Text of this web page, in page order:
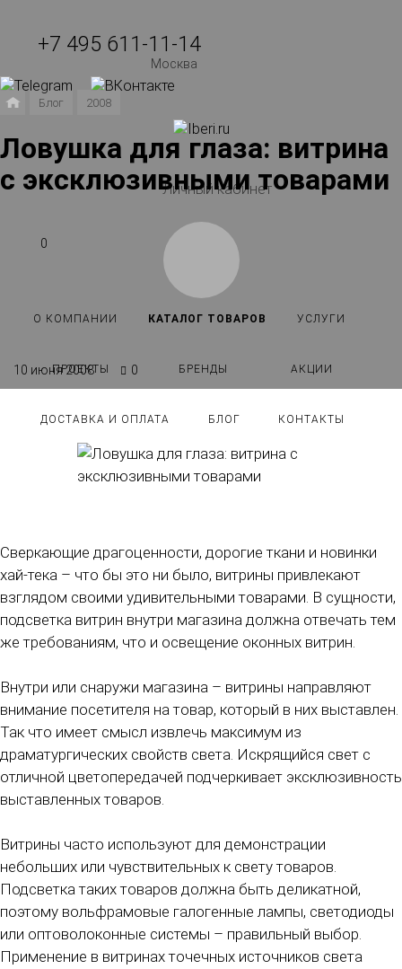
+7 495 611-11-14
Москва
Личный кабинет
0
О КОМПАНИИ КАТАЛОГ ТОВАРОВ УСЛУГИ
ПРОЕКТЫ БРЕНДЫ АКЦИИ
ДОСТАВКА И ОПЛАТА БЛОГ КОНТАКТЫ
Блог 2008
Ловушка для глаза: витрина
с эксклюзивными товарами
10 июня 2008 0
Сверкающие драгоценности, дорогие ткани и новинки
хай-тека – что бы это ни было, витрины привлекают
взглядом своими удивительными товарами. В сущности,
подсветка витрин внутри магазина должна отвечать тем
же требованиям, что и освещение оконных витрин.
Внутри или снаружи магазина – витрины направляют
внимание посетителя на товар, который в них выставлен.
Так что имеет смысл извлечь максимум из
драматургических свойств света. Искрящийся свет с
отличной цветопередачей подчеркивает эксклюзивность
выставленных товаров.
Витрины часто используют для демонстрации
небольших или чувствительных к свету товаров.
Подсветка таких товаров должна быть деликатной,
поэтому вольфрамовые галогенные лампы, светодиоды
или оптоволоконные системы – правильный выбор.
Применение в витринах точечных источников света